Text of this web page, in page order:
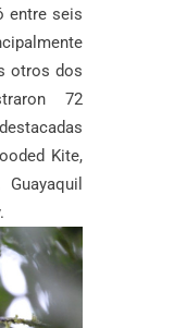
entre seis
otros dos
72
Kite,